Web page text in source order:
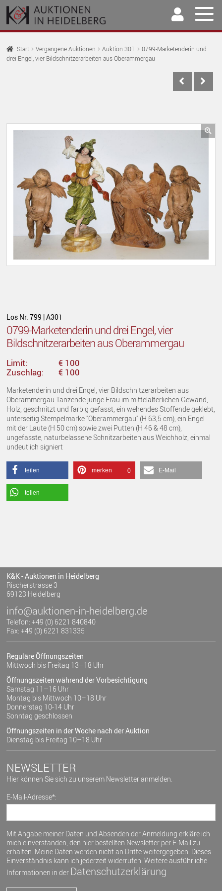
Zur
Navigation
springen
Springe
zum
Inhalt
Home
Start Vergangene Auktionen Auktion 301
0799-Marketenderin und
drei Engel, vier Bildschnitzerarbeiten aus Oberammergau
Los Nr. 799 | A301
0799-Marketenderin und drei Engel, vier
Bildschnitzerarbeiten aus Oberammergau
Limit:
€ 100
Zuschlag:
€ 100
Marketenderin und drei Engel, vier Bildschnitzerarbeiten aus
Oberammergau Tanzende junge Frau im mittelalterlichen Gewand,
Holz, geschnitzt und farbig gefasst, ein wehendes Stoffende geklebt,
unterseitig Stempelmarke "Oberammergau" (H 63,5 cm), ein Engel
mit der Laute (H 50 cm) sowie zwei Putten (H 46 & 48 cm),
ungefasste, naturbelassene Schnitzarbeiten aus Weichholz, einmal
undeutlich signiert
teilen merken 0 E-Mail
teilen
K&K - Auktionen in Heidelberg
Rischerstrasse 3
69123 Heidelberg
info@auktionen-in-heidelberg.de
Telefon: +49 (0) 6221 840840
Fax: +49 (0) 6221 831335
Reguläre Öffnungszeiten
Mittwoch bis Freitag 13–18 Uhr
Öffnungszeiten während der Vorbesichtigung
Samstag 11–16 Uhr
Montag bis Mittwoch 10–18 Uhr
Donnerstag 10-14 Uhr
Sonntag geschlossen
Öffnungszeiten in der Woche nach der Auktion
Dienstag bis Freitag 10–18 Uhr
NEWSLETTER
Hier können Sie sich zu unserem Newsletter anmelden.
E-Mail-Adresse*:
Mit Angabe meiner Daten und Absenden der Anmeldung erkläre ich
mich einverstanden, den hier bestellten Newsletter per E-Mail zu
erhalten. Meine Daten werden nicht an Dritte weitergegeben. Dieses
Einverständnis kann ich jederzeit widerrufen. Weitere ausführliche
Informationen in der Datenschutzerklärung